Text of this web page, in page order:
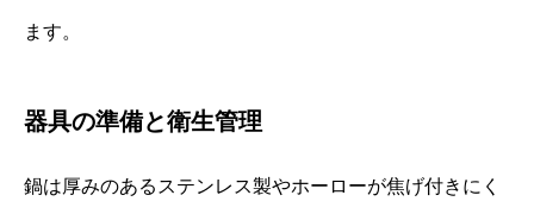
ます。
器具の準備と衛生管理
鍋は厚みのあるステンレス製やホーローが焦げ付きにく